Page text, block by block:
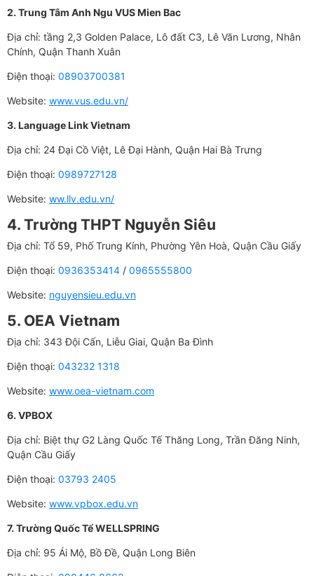
2. Trung Tâm Anh Ngu VUS Mien Bac
Địa chỉ: tầng 2,3 Golden Palace, Lô đất C3, Lê Văn Lương, Nhân
Chính, Quận Thanh Xuân
Điện thoại: 08903700381
Website: www.vus.edu.vn/
3. Language Link Vietnam
Địa chỉ: 24 Đại Cồ Việt, Lê Đại Hành, Quận Hai Bà Trưng
Điện thoại: 0989727128
Website: ww.llv.edu.vn/
4. Trường THPT Nguyễn Siêu
Địa chỉ: Tổ 59, Phố Trung Kính, Phường Yên Hoà, Quận Cầu Giấy
Điện thoại: 0936353414 / 0965555800
Website: nguyensieu.edu.vn
5. OEA Vietnam
Địa chỉ: 343 Đội Cấn, Liễu Giai, Quận Ba Đình
Điện thoại: 043232 1318
Website: www.oea-vietnam.com
6. VPBOX
Địa chỉ: Biệt thự G2 Làng Quốc Tế Thăng Long, Trần Đăng Ninh,
Quận Cầu Giấy
Điện thoại: 03793 2405
Website: www.vpbox.edu.vn
7. Trường Quốc Tể WELLSPRING
Địa chỉ: 95 Ái Mộ, Bồ Đề, Quận Long Biên